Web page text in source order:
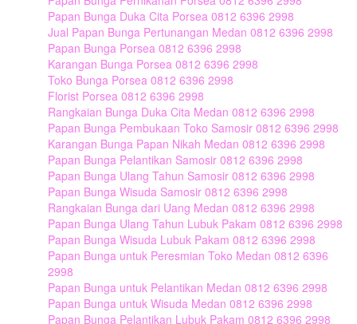
Papan Bunga Duka Cita Porsea 0812 6396 2998
Jual Papan Bunga Pertunangan Medan 0812 6396 2998
Papan Bunga Porsea 0812 6396 2998
Karangan Bunga Porsea 0812 6396 2998
Toko Bunga Porsea 0812 6396 2998
Florist Porsea 0812 6396 2998
Rangkaian Bunga Duka Cita Medan 0812 6396 2998
Papan Bunga Pembukaan Toko Samosir 0812 6396 2998
Karangan Bunga Papan Nikah Medan 0812 6396 2998
Papan Bunga Pelantikan Samosir 0812 6396 2998
Papan Bunga Ulang Tahun Samosir 0812 6396 2998
Papan Bunga Wisuda Samosir 0812 6396 2998
Rangkaian Bunga dari Uang Medan 0812 6396 2998
Papan Bunga Ulang Tahun Lubuk Pakam 0812 6396 2998
Papan Bunga Wisuda Lubuk Pakam 0812 6396 2998
Papan Bunga untuk Peresmian Toko Medan 0812 6396
2998
Papan Bunga untuk Pelantikan Medan 0812 6396 2998
Papan Bunga untuk Wisuda Medan 0812 6396 2998
Papan Bunga Pelantikan Lubuk Pakam 0812 6396 2998